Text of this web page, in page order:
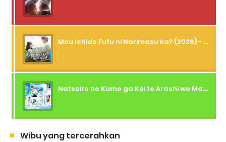
Mou Ichido Fufu ni Narimasu ka? (2026) - 01 Subtitle Indonesia
Natsuiro no Kumo ga Koi to Arashi wo Makiokosu (2026) - 01 Subtitle Indonesia
Wibu yang tercerahkan